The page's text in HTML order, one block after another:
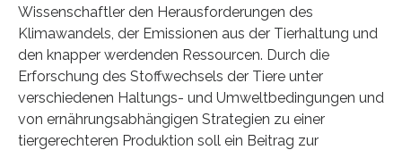
Wissenschaftler den Herausforderungen des
Klimawandels, der Emissionen aus der Tierhaltung und
den knapper werdenden Ressourcen. Durch die
Erforschung des Stoffwechsels der Tiere unter
verschiedenen Haltungs- und Umweltbedingungen und
von ernährungsabhängigen Strategien zu einer
tiergerechteren Produktion soll ein Beitrag zur